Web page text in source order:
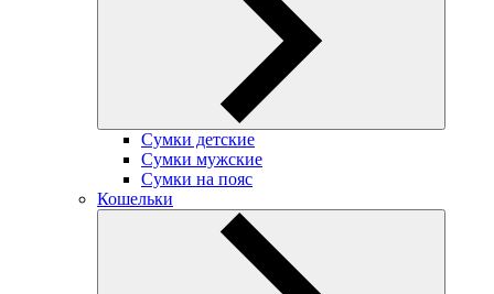
Сумки детские
Сумки мужские
Сумки на пояс
Кошельки